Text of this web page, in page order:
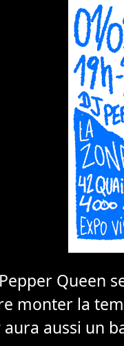
Pepper Queen
monter la
aura aussi un